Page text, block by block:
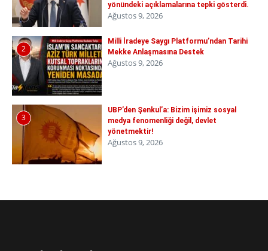
yönündeki açıklamalarına tepki gösterdi.
Ağustos 9, 2026
2
Milli İradeye Saygı Platformu’ndan Tarihi
Mekke Anlaşmasına Destek
Ağustos 9, 2026
3
UBP’den Şenkul’a: Bizim işimiz sosyal
medya fenomenliği değil, devlet
yönetmektir!
Ağustos 9, 2026